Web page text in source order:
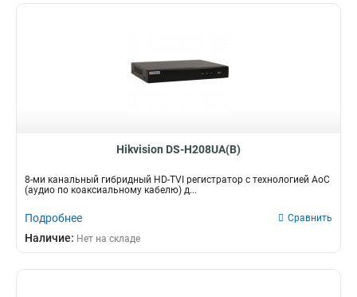
Hikvision DS-H208UA(B)
8-ми канальный гибридный HD-TVI регистратор c технологией AoC
(аудио по коаксиальному кабелю) д...
Подробнее Сравнить
Наличие: Нет на складе